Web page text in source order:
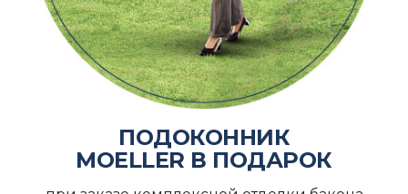
ПОДОКОННИК
MOELLER В ПОДАРОК